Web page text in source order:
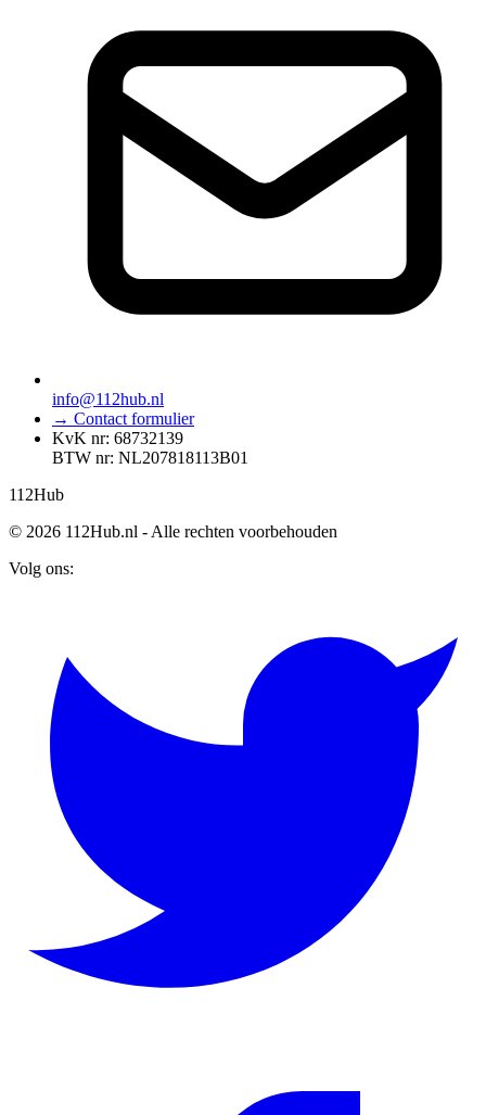
info@112hub.nl
→ Contact formulier
KvK nr: 68732139
BTW nr: NL207818113B01
112Hub
© 2026 112Hub.nl - Alle rechten voorbehouden
Volg ons: